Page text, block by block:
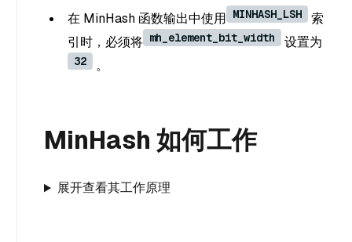
在 MinHash 函数输出中使用 MINHASH_LSH
索
引时，必须将 mh_element_bit_width 设置为
32 。
MinHash 如何工作
展开查看其工作原理